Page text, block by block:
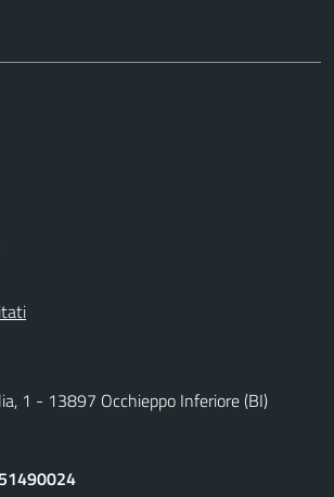
1 - 13897 Occhieppo Inferiore (BI)